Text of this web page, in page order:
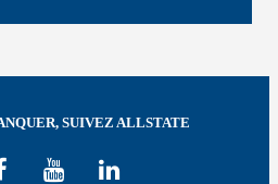
SUIVEZ ALLSTATE